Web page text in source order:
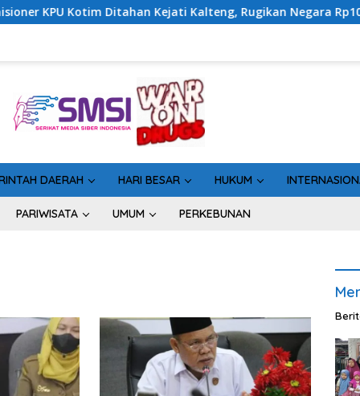
Ditahan Kejati Kalteng, Rugikan Negara Rp10 Miliar dari
DAERAH HARI BESAR HUKUM
PARIWISATA UMUM PERKEBUNAN